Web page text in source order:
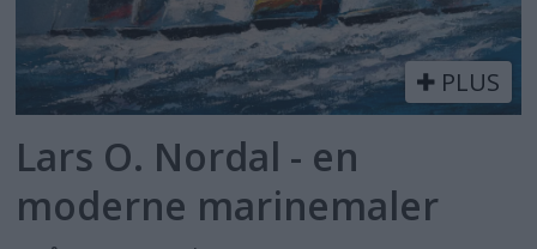
PLUS
Lars O. Nordal - en
moderne marinemaler